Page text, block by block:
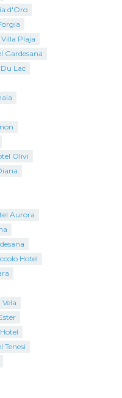
d'Oro
Plaja
Gardesana
Lac
Olivi
Aurora
Hotel
Tenesi